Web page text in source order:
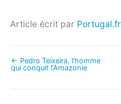
Article écrit par Portugal.fr
← Pedro Teixeira, l'homme
qui conquit l'Amazonie